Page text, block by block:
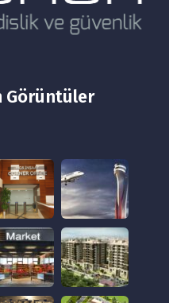
Görüntüler